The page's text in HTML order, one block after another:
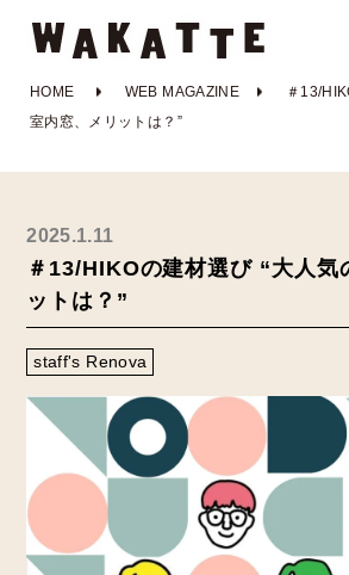
HOME WEB MAGAZINE
＃13/
室内窓、メリットは？”
2025.1.11
＃13/HIKOの建材選び “大人気
ットは？”
staff's Renova